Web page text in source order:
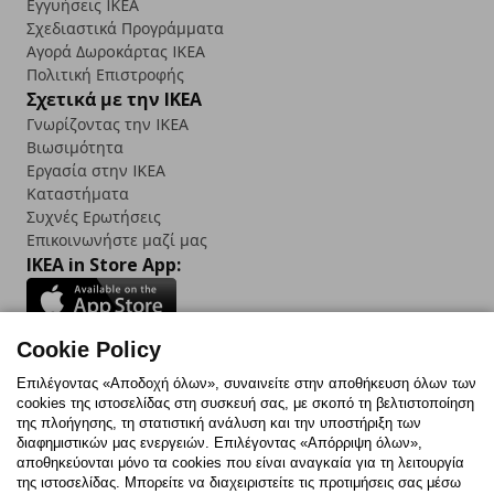
Εγγυήσεις IKEA
Σχεδιαστικά Προγράμματα
Αγορά Δωρoκάρτας IKEA
Πολιτική Επιστροφής
Σχετικά με την IKEA
Γνωρίζοντας την IKEA
Βιωσιμότητα
Εργασία στην IKEA
Καταστήματα
Συχνές Ερωτήσεις
Επικοινωνήστε μαζί μας
IKEA in Store App:
Follow us:
FacebookInstagram
TikTokYoutubePinterestTwitter
Cookie Policy
Επιλέγοντας «Αποδοχή όλων», συναινείτε στην αποθήκευση όλων των
cookies της ιστοσελίδας στη συσκευή σας, με σκοπό τη βελτιστοποίηση
της πλοήγησης, τη στατιστική ανάλυση και την υποστήριξη των
διαφημιστικών μας ενεργειών. Επιλέγοντας «Απόρριψη όλων»,
αποθηκεύονται μόνο τα cookies που είναι αναγκαία για τη λειτουργία
της ιστοσελίδας. Μπορείτε να διαχειριστείτε τις προτιμήσεις σας μέσω